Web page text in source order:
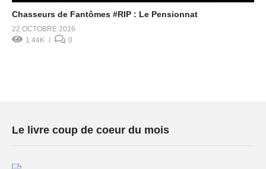
Chasseurs de Fantômes #RIP : Le Pensionnat
22 OCTOBRE 2016
1.44K
0
Le livre coup de coeur du mois